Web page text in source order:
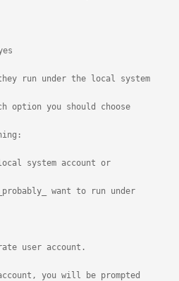
run under the local system
option you should choose
system account or
want to run under
user account.
you will be prompted